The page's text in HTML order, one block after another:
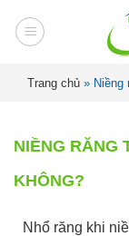
Trang chủ » Niềng
NIỀNG RĂNG
KHÔNG?
Nhổ răng khi